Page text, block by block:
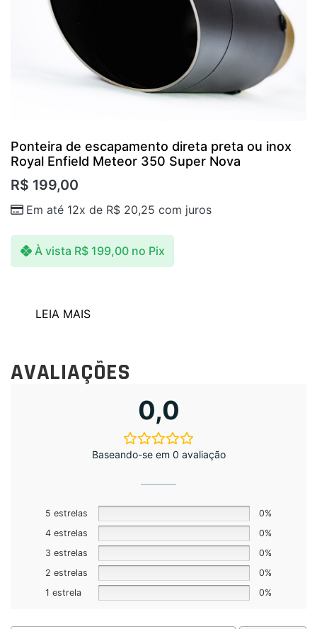
Ponteira de escapamento direta preta ou inox
Royal Enfield Meteor 350 Super Nova
R$ 199,00
Em até 12x de R$ 20,25 com juros
À vista R$199,00 no Pix
LEIA MAIS
AVALIAÇÕES
0,0
Baseando-se em 0 avaliação
5 estrelas
0%
4 estrelas
0%
3 estrelas
0%
2 estrelas
0%
1 estrela
0%